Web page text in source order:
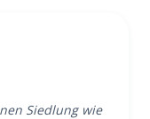
Siedlung wie